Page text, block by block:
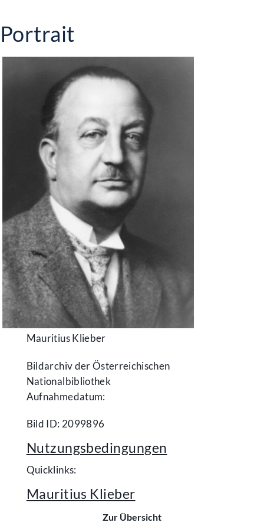
Portrait
Mauritius Klieber
Bildarchiv der Österreichischen
Nationalbibliothek
Aufnahmedatum:
Bild ID: 2099896
Nutzungsbedingungen
Quicklinks:
Mauritius Klieber
Zur Übersicht